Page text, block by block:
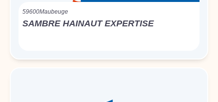
59600Maubeuge
SAMBRE HAINAUT EXPERTISE